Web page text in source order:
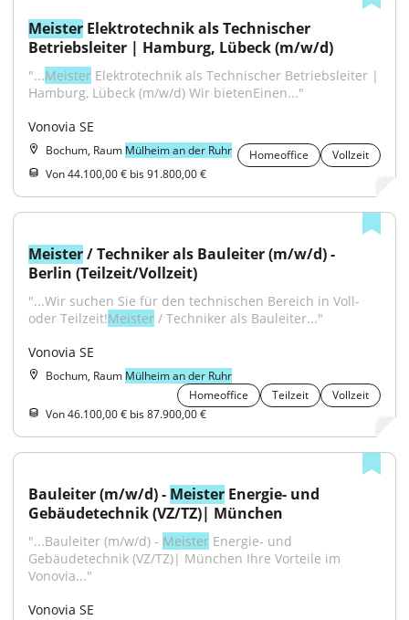
Meister Elektrotechnik als Technischer
Betriebsleiter | Hamburg, Lübeck (m/w/d)
"...Meister Elektrotechnik als Technischer Betriebsleiter |
Hamburg, Lübeck (m/w/d) Wir bietenEinen..."
Vonovia SE
Bochum, Raum Mülheim an der Ruhr Homeoffice
Vollzeit
Von 44.100,00 € bis 91.800,00 €
Meister / Techniker als Bauleiter (m/w/d) -
Berlin (Teilzeit/Vollzeit)
"...Wir suchen Sie für den technischen Bereich in Voll-
oder Teilzeit!Meister / Techniker als Bauleiter..."
Vonovia SE
Bochum, Raum Mülheim an der Ruhr
Homeoffice
Teilzeit
Vollzeit
Von 46.100,00 € bis 87.900,00 €
Bauleiter (m/w/d) - Meister Energie- und
Gebäudetechnik (VZ/TZ)| München
"...Bauleiter (m/w/d) - Meister Energie- und
Gebäudetechnik (VZ/TZ)| München Ihre Vorteile im
Vonovia..."
Vonovia SE